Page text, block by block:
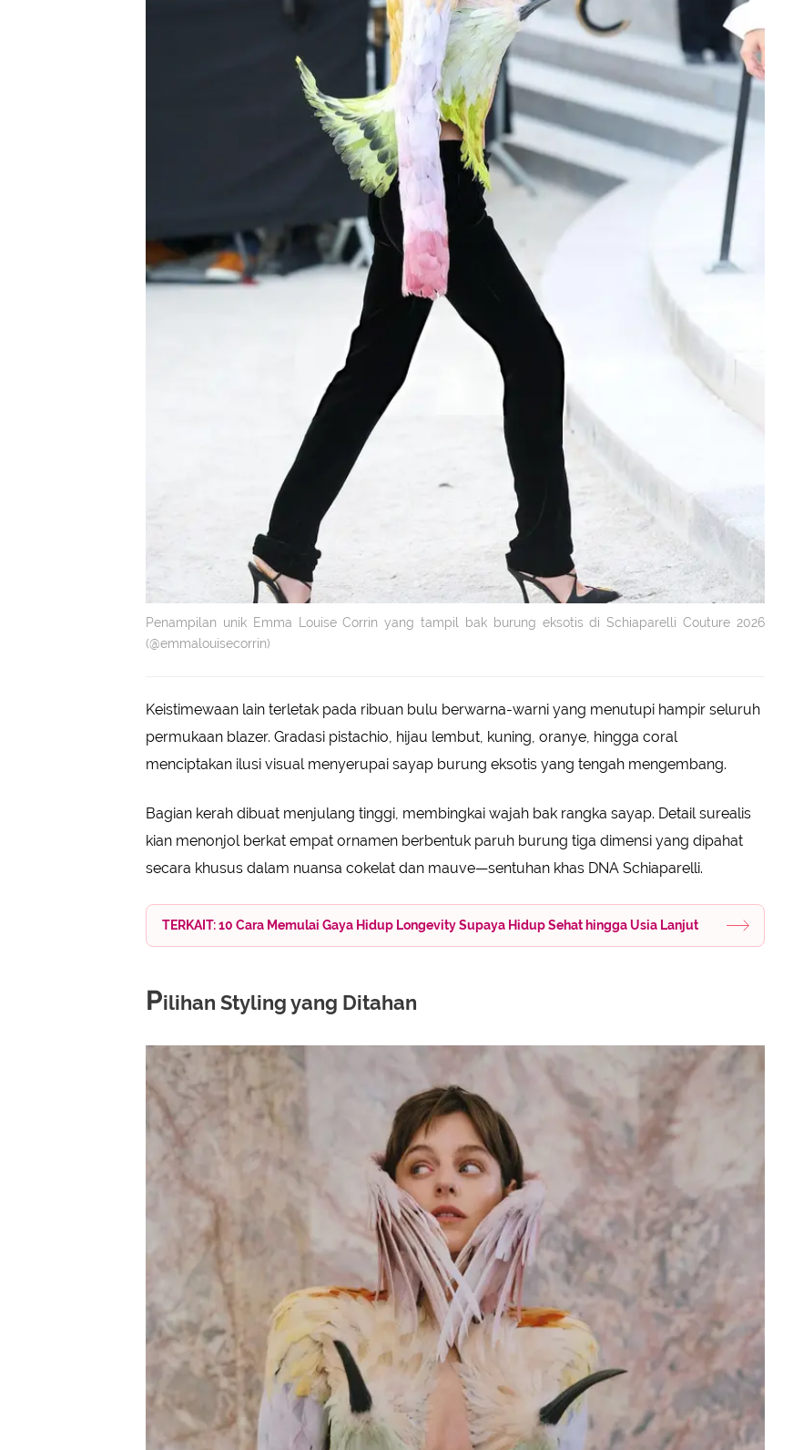
Penampilan unik Emma Louise Corrin yang tampil bak burung eksotis di Schiaparelli Couture 2026
(@emmalouisecorrin)
Keistimewaan lain terletak pada ribuan bulu berwarna-warni yang menutupi hampir seluruh
permukaan blazer. Gradasi pistachio, hijau lembut, kuning, oranye, hingga coral
menciptakan ilusi visual menyerupai sayap burung eksotis yang tengah mengembang.
Bagian kerah dibuat menjulang tinggi, membingkai wajah bak rangka sayap. Detail surealis
kian menonjol berkat empat ornamen berbentuk paruh burung tiga dimensi yang dipahat
secara khusus dalam nuansa cokelat dan mauve—sentuhan khas DNA Schiaparelli.
TERKAIT: 10 Cara Memulai Gaya Hidup Longevity Supaya Hidup Sehat hingga Usia Lanjut
Pilihan Styling yang Ditahan